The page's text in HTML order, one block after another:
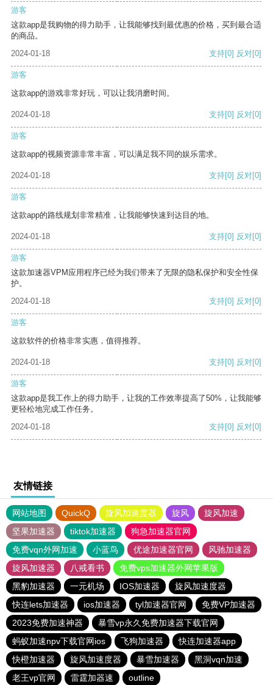
游客
这款app是我购物的得力助手，让我能够找到最优惠的价格，买到最合适
的商品。
2024-01-18
支持[0] 反对[0]
游客
这款app的游戏非常好玩，可以让我消磨时间。
2024-01-18 支持[0] 反对[0]
游客
这款app的视频资源非常丰富，可以满足我不同的娱乐需求。
2024-01-18 支持[0] 反对[0]
游客
这款app的路线规划非常精准，让我能够快速到达目的地。
2024-01-18 支持[0] 反对[0]
游客
这款加速器VPM应用程序已经为我们带来了无限的隐私保护和安全性保
护。
2024-01-18
支持[0] 反对[0]
游客
这款软件的价格非常实惠，值得推荐。
2024-01-18 支持[0] 反对[0]
游客
这款app是我工作上的得力助手，让我的工作效率提高了50%，让我能够
更轻松地完成工作任务。
2024-01-18
支持[0] 反对[0]
友情链接
网站地图 QuickQ 旋风加速度器 旋风
旋风加速
坚果加速器
tiktok加速器
狗急加速器官网
免费vqn外网加速
小蓝鸟 优途加速器官网
风驰加速器
旋风加速器
八戒看书
免费vps加速器外网苹果版
黑豹加速器
一元机场 IOS加速器
旋风加速度器
快连lets加速器
ios加速器 tyl加速器官网
免费VP加速器
2023免费加速神器
暴雪vp永久免费加速器下载官网
蚂蚁加速npv下载官网ios
飞狗加速器
快连加速器app
快橙加速器
旋风加速度器 暴雪加速器
黑洞vqn加速
老王vp官网
雷霆加器速 outline